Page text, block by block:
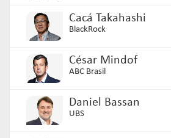
Cacá Takahashi
BlackRock
César Mindof
ABC Brasil
Daniel Bassan
UBS